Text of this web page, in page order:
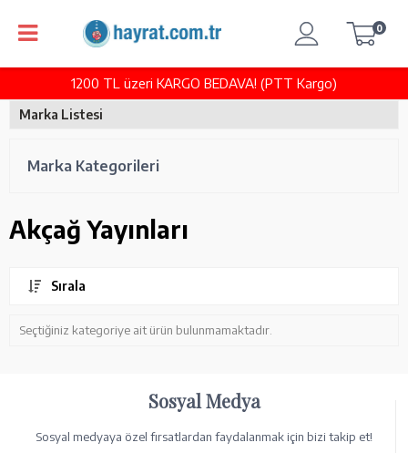
1200 TL üzeri KARGO BEDAVA! (PTT Kargo)
0
Marka Listesi
Marka Kategorileri
Akçağ Yayınları
Sırala
Seçtiğiniz kategoriye ait ürün bulunmamaktadır.
Sosyal Medya
Sosyal medyaya özel fırsatlardan faydalanmak için bizi takip et!